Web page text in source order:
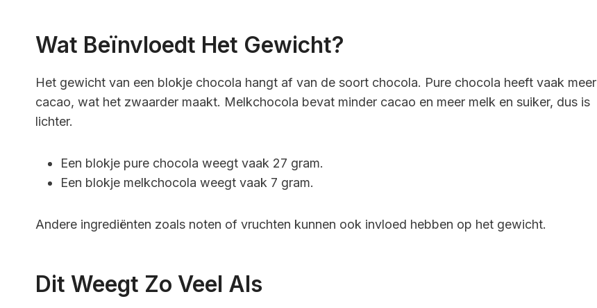
Wat Beïnvloedt Het Gewicht?
Het gewicht van een blokje chocola hangt af van de soort chocola. Pure chocola heeft vaak meer
cacao, wat het zwaarder maakt. Melkchocola bevat minder cacao en meer melk en suiker, dus is
lichter.
Een blokje pure chocola weegt vaak 27 gram.
Een blokje melkchocola weegt vaak 7 gram.
Andere ingrediënten zoals noten of vruchten kunnen ook invloed hebben op het gewicht.
Dit Weegt Zo Veel Als